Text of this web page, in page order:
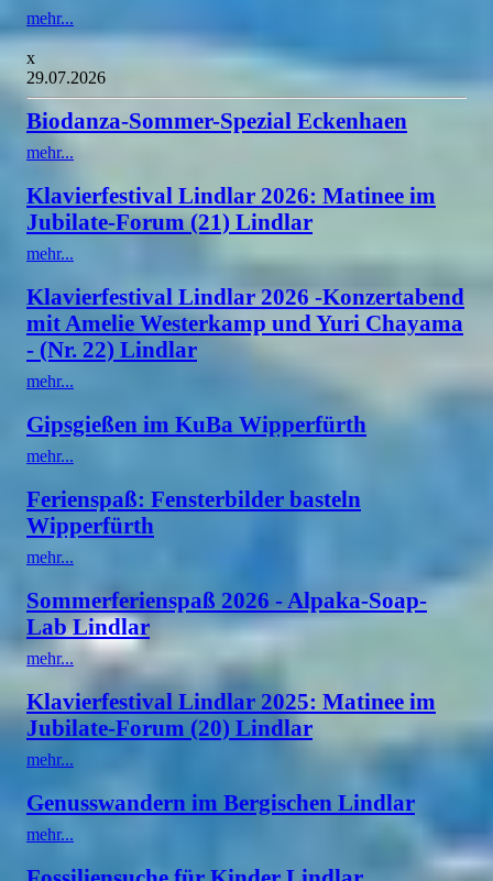
mehr...
x
29.07.2026
Biodanza-Sommer-Spezial Eckenhaen
mehr...
Klavierfestival Lindlar 2026: Matinee im
Jubilate-Forum (21) Lindlar
mehr...
Klavierfestival Lindlar 2026 -Konzertabend
mit Amelie Westerkamp und Yuri Chayama
- (Nr. 22) Lindlar
mehr...
Gipsgießen im KuBa Wipperfürth
mehr...
Ferienspaß: Fensterbilder basteln
Wipperfürth
mehr...
Sommerferienspaß 2026 - Alpaka-Soap-
Lab Lindlar
mehr...
Klavierfestival Lindlar 2025: Matinee im
Jubilate-Forum (20) Lindlar
mehr...
Genusswandern im Bergischen Lindlar
mehr...